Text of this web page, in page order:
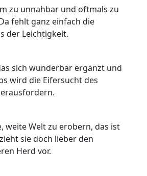
zu unnahbar und oftmals zu
fehlt ganz einfach die
der Leichtigkeit.
sich wunderbar ergänzt und
wird die Eifersucht des
weite Welt zu erobern, das ist
sie doch lieber den
Herd vor.